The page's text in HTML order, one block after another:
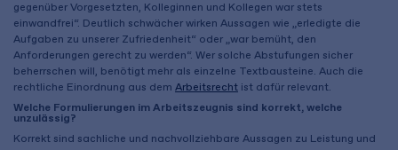
gegenüber Vorgesetzten, Kolleginnen und Kollegen war stets
einwandfrei“. Deutlich schwächer wirken Aussagen wie „erledigte die
Aufgaben zu unserer Zufriedenheit“ oder „war bemüht, den
Anforderungen gerecht zu werden“. Wer solche Abstufungen sicher
beherrschen will, benötigt mehr als einzelne Textbausteine. Auch die
rechtliche Einordnung aus dem Arbeitsrecht ist dafür relevant.
Welche Formulierungen im Arbeitszeugnis sind korrekt, welche
unzulässig?
Korrekt sind sachliche und nachvollziehbare Aussagen zu Leistung und